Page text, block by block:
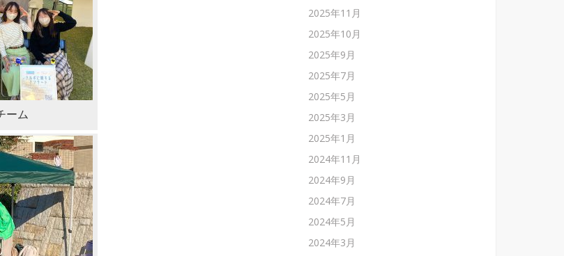
ェ
に
出
展
し
ま
し
た
ーム
2025年11月
2025年10月
2025年9月
2025年7月
2025年5月
2025年3月
2025年1月
2024年11月
2024年9月
2024年7月
2024年5月
2024年3月